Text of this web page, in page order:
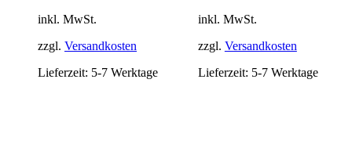
inkl. MwSt.
zzgl. Versandkosten
Lieferzeit: 5-7 Werktage
weist
Varianten
Die
inkl. MwSt.
zzgl. Versandkosten
Lieferzeit: 5-7 Werktage